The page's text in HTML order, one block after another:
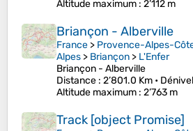
Altitude maximum : 2’112 m
Briançon - Alberville
France > Provence-Alpes-
Alpes > Briançon > L'Enfer
Briançon - Alberville
Distance : 2’801.0 Km •
Altitude maximum : 2’763 m
Track [object Promise]